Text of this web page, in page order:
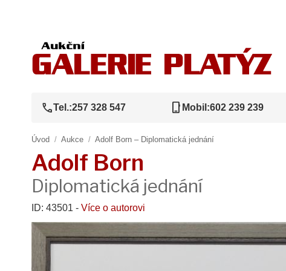
callTel.:257 328 547 phone_iphone Mobil:602 239 239
Úvod / Aukce / Adolf Born – Diplomatická jednání
Adolf Born
Diplomatická jednání
ID: 43501 - Více o autorovi